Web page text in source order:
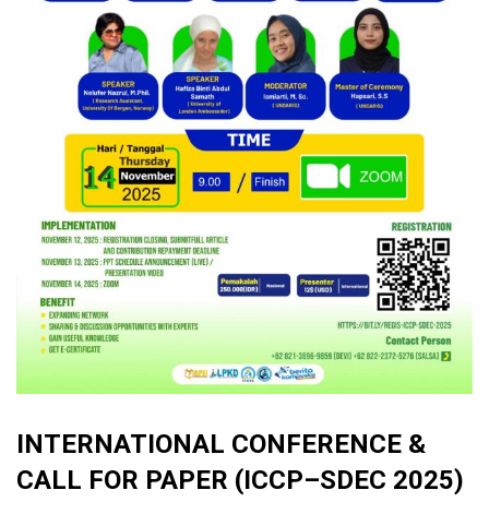
INTERNATIONAL CONFERENCE &
CALL FOR PAPER (ICCP–SDEC 2025)